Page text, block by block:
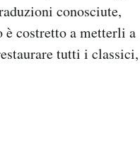
conosciute,
costretto a metterli a
tutti i classici,